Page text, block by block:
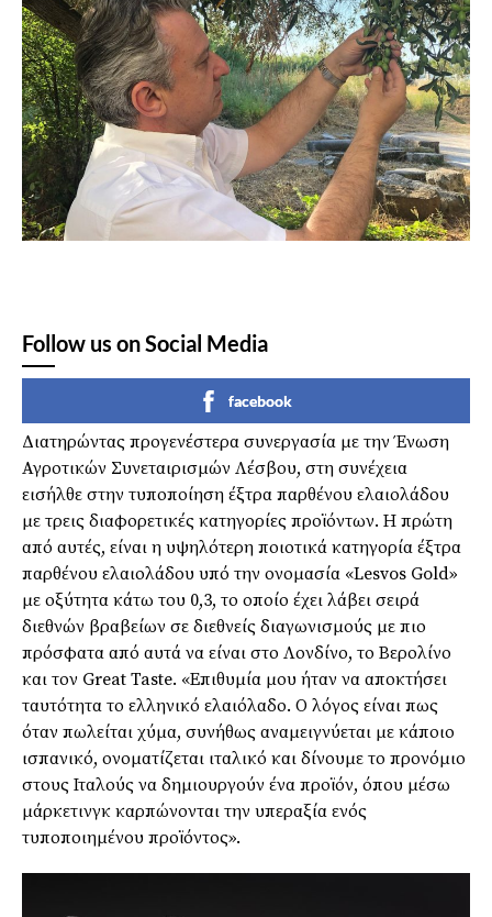
Follow us on Social Media
facebook
Διατηρώντας προγενέστερα συνεργασία με την Ένωση
Αγροτικών Συνεταιρισμών Λέσβου, στη συνέχεια
εισήλθε στην τυποποίηση έξτρα παρθένου ελαιολάδου
με τρεις διαφορετικές κατηγορίες προϊόντων. Η πρώτη
από αυτές, είναι η υψηλότερη ποιοτικά κατηγορία έξτρα
παρθένου ελαιολάδου υπό την ονομασία «Lesvos Gold»
με οξύτητα κάτω του 0,3, το οποίο έχει λάβει σειρά
διεθνών βραβείων σε διεθνείς διαγωνισμούς με πιο
πρόσφατα από αυτά να είναι στο Λονδίνο, το Βερολίνο
και τον Great Taste. «Επιθυμία μου ήταν να αποκτήσει
ταυτότητα το ελληνικό ελαιόλαδο. Ο λόγος είναι πως
όταν πωλείται χύμα, συνήθως αναμειγνύεται με κάποιο
ισπανικό, ονοματίζεται ιταλικό και δίνουμε το προνόμιο
στους Ιταλούς να δημιουργούν ένα προϊόν, όπου μέσω
μάρκετινγκ καρπώνονται την υπεραξία ενός
τυποποιημένου προϊόντος».